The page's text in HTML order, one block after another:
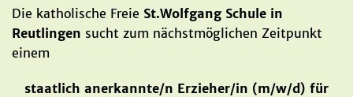
Die katholische Freie St.Wolfgang Schule in
Reutlingen sucht zum nächstmöglichen Zeitpunkt
einem
staatlich anerkannte/n Erzieher/in (m/w/d) für